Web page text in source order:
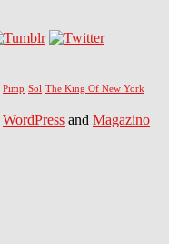
Pimp Sol The King Of New York
WordPress and Magazino